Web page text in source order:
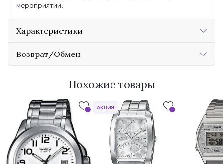
мероприятии.
Характеристики
Возврат/Обмен
Похожие товары
АКЦИЯ